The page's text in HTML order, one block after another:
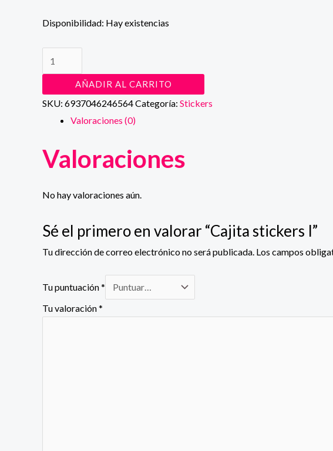
Disponibilidad: Hay existencias
Cajita
stickers
cantidad
AÑADIR AL CARRITO
SKU: 6937046246564Categoría: Stickers
Valoraciones (0)
Valoraciones
No hay valoraciones aún.
Sé el primero en valorar “Cajita stickers I”
Tu dirección de correo electrónico no será publicada. Los campos
Tu puntuación*
Tu valoración*